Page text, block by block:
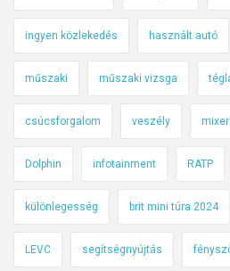
ingyen közlekedés használt autó
műszaki műszaki vizsga
csúcsforgalom veszély mixer
Dolphin infotainment RATP
különlegesség brit mini túra 2024
LEVC segítségnyújtás